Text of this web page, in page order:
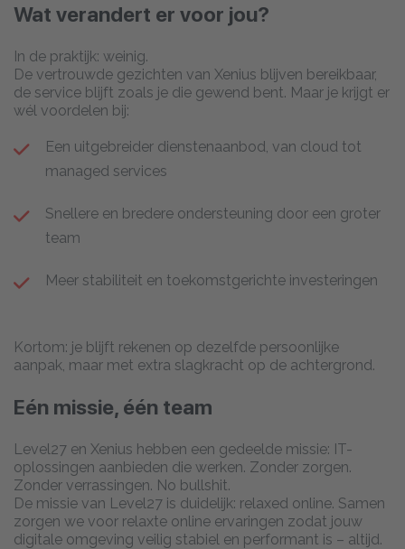
Wat verandert er voor jou?
In de praktijk: weinig.
De vertrouwde gezichten van Xenius blijven bereikbaar,
de service blijft zoals je die gewend bent. Maar je krijgt er
wél voordelen bij:
Een uitgebreider dienstenaanbod, van cloud tot
managed services
Snellere en bredere ondersteuning door een groter
team
Meer stabiliteit en toekomstgerichte investeringen
Kortom: je blijft rekenen op dezelfde persoonlijke
aanpak, maar met extra slagkracht op de achtergrond.
Eén missie, één team
Level27 en Xenius hebben een gedeelde missie: IT-
oplossingen aanbieden die werken. Zonder zorgen.
Zonder verrassingen. No bullshit.
De missie van Level27 is duidelijk: relaxed online. Samen
zorgen we voor relaxte online ervaringen zodat jouw
digitale omgeving veilig stabiel en performant is – altijd.